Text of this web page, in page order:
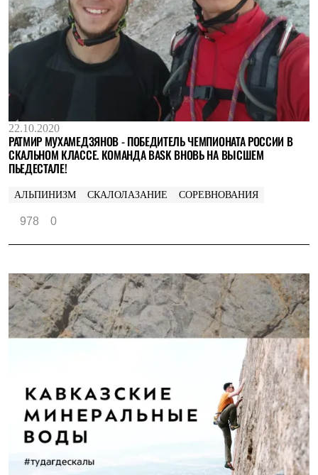
22.10.2020
РАТМИР МУХАМЕДЗЯНОВ - ПОБЕДИТЕЛЬ ЧЕМПИОНАТА РОССИИ В
СКАЛЬНОМ КЛАССЕ. КОМАНДА BASK ВНОВЬ НА ВЫСШЕМ
ПЬЕДЕСТАЛЕ!
АЛЬПИНИЗМ СКАЛОЛАЗАНИЕ СОРЕВНОВАНИЯ
978 0